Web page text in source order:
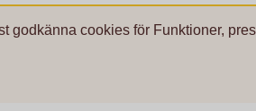
godkänna cookies för Funktioner,